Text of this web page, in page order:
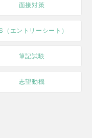
面接対策
（エントリーシート）
筆記試験
志望動機